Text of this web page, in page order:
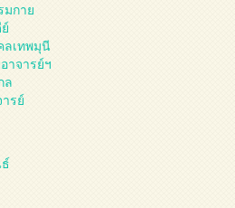
มกาย
ลเทพมุนี
าจารย์ฯ
ล
รย์